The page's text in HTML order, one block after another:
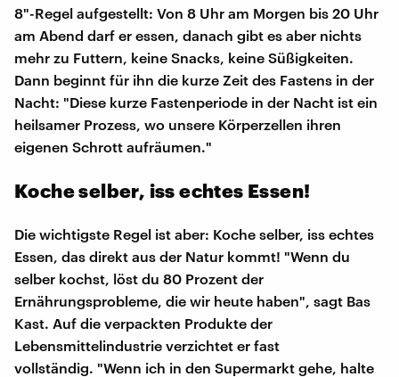
8"-Regel aufgestellt: Von 8 Uhr am Morgen bis 20 Uhr
am Abend darf er essen, danach gibt es aber nichts
mehr zu Futtern, keine Snacks, keine Süßigkeiten.
Dann beginnt für ihn die kurze Zeit des Fastens in der
Nacht: "Diese kurze Fastenperiode in der Nacht ist ein
heilsamer Prozess, wo unsere Körperzellen ihren
eigenen Schrott aufräumen."
Koche selber, iss echtes Essen!
Die wichtigste Regel ist aber: Koche selber, iss echtes
Essen, das direkt aus der Natur kommt! "Wenn du
selber kochst, löst du 80 Prozent der
Ernährungsprobleme, die wir heute haben", sagt Bas
Kast. Auf die verpackten Produkte der
Lebensmittelindustrie verzichtet er fast
vollständig. "Wenn ich in den Supermarkt gehe, halte